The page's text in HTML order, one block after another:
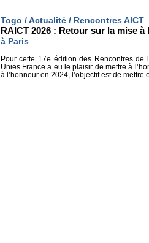
Togo / Actualité / Rencontres AICT
RAICT 2026 : Retour sur la mise
à Paris
Pour cette 17e édition des Rencontres de
Unies France a eu le plaisir de mettre à
à l’honneur en 2024, l’objectif est de